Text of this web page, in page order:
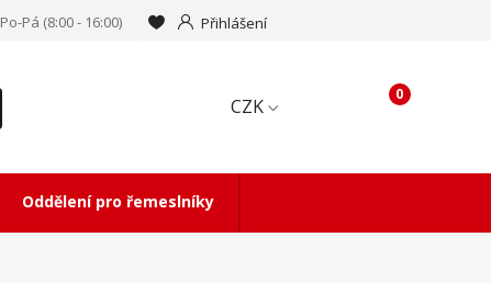
CZK
Přihlášení
Po-Pá (8:00 - 16:00)
0
Oddělení pro řemeslníky